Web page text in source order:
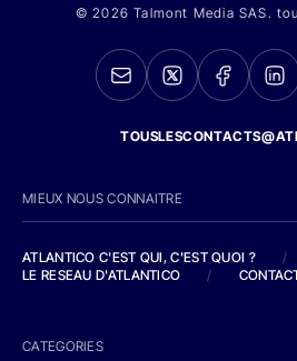
© 2026 Talmont Media SAS.
MIEUX NOUS CONNAITRE
ATLANTICO C'EST QUI, C'EST QUOI ?
/
LE RESEAU D'ATLANTICO
/
CATEGORIES